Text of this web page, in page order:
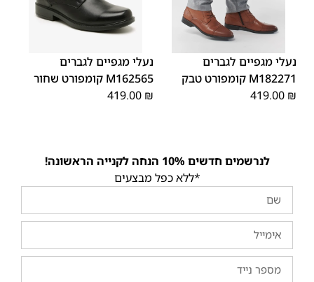
40
42
43
44
46
נעלי מגפיים לגברים
M182271 קומפורט טבק
419.00 ₪
40
41
נעלי מגפיים לגברים
M162565 קומפורט שחור
419.00 ₪
לנרשמים חדשים 10% הנחה לקנייה הראשונה!
*ללא כפל מבצעים